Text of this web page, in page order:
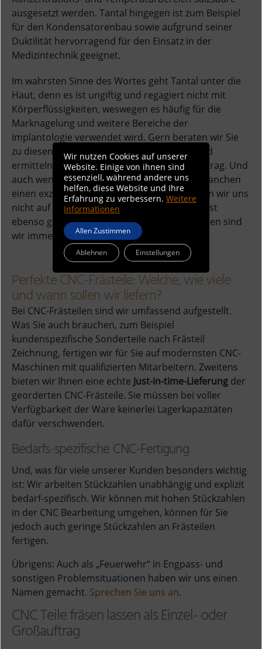
ausgesetzt werden. Tantal hingegen ist zum Beispiel
für den Kondensatorenbau sowie aufgrund seiner
Duktilität hervorragend für den Einsatz in der
Medizintechnik geeignet.
Im wahrsten Sinne des Wortes geht Tantal unter die
Haut, denn es ist ungiftig und regagiert nicht mit
Körperflüssigkeiten, weswegen es häufig für die
Marknagelung und weitere Bereiche der
Implantologie verwendet wird. Gern beraten wir Sie
zu diesen und allen anderen Werkstoffen und
ermitteln das perfekte Material für Ihren Auftrag. Und
auch wenn wir uns in diesen und anderen Branchen
einen exzellenten Ruf erarbeitet haben, ruhen wir uns
nicht auf dem Erreichten aus: Unser
ist
ebenso grenzenlos und für Herausforderungen sind
wir immer offen.
Perfekte CNC-Frästeile: Welche, wie viele
und wann sollen wir liefern?
Bei CNC-Frästeilen sind wir umfassend aufgestellt.
Was Sie auch brauchen, zum Beispiel
kundenspezifische Sonderteile nach Frästeil
Zeichnung, fertigen wir für Sie auf modernsten CNC-
Maschinen mit qualifizierten Mitarbeitern. Zweitens
bieten wir Ihnen eine echte Just-in-time-Lieferung der
georderten CNC-Frästeile. Sie müssen bei voller
Verfügbarkeit der Ware keinerlei Lagerkapazitäten
dafür verschwenden.
Bedarfs-spezifische CNC-Fertigung
Und, was für viele unserer Kunden besonders wichtig
ist: Wir arbeiten Stückzahlen unabhängig und explizit
bedarf-spezifisch. Wir können mit hohen Stückzahlen
in der CNC Bearbeitung umgehen, können für Sie
jedoch auch geringe Stückzahlen an Frästeilen
fertigen.
Übrigens: Auch als „Feuerwehr“ in Engpass- und
sonstigen Problemsituationen haben wir uns einen
Namen gemacht. Sprechen Sie uns an.
CNC Teile fräsen lassen als Einzel- oder
Großauftrag
Wir nutzen Cookies auf unserer
Website. Einige von ihnen sind
essenziell, während andere uns
helfen, diese Website und Ihre
Erfahrung zu verbessern.Weitere
Informationen
Allen Zustimmen
Ablehnen Einstellungen